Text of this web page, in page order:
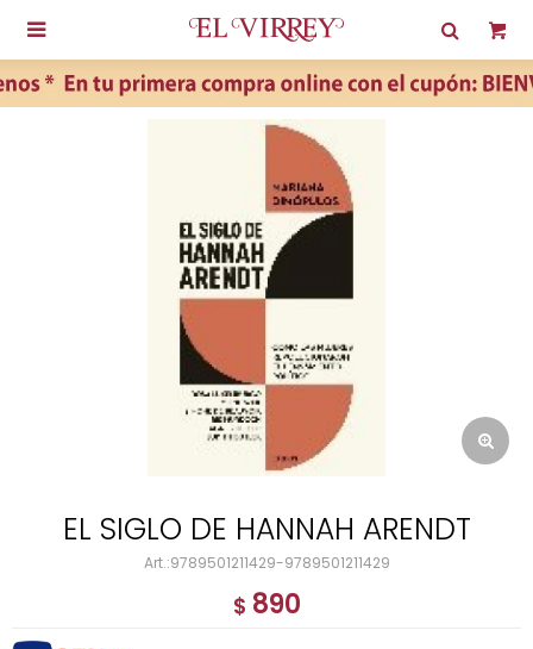

EL SIGLO DE HANNAH ARENDT
9789501211429-9789501211429
$ 890